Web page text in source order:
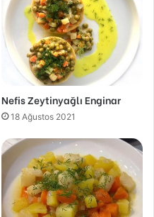
Nefis Zeytinyağlı Enginar
18 Ağustos 2021